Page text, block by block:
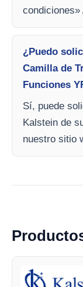
condiciones»
¿Puedo
Camilla de
Funciones
Sí, puede
Kalstein de
nuestro sitio